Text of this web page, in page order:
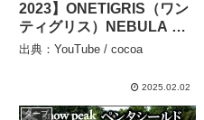
2023】ONETIGRIS（ワン
ティグリス）NEBULA キ
ャンプテント 参考出品の
出典：YouTube / cocoa
2025.02.02
タープ